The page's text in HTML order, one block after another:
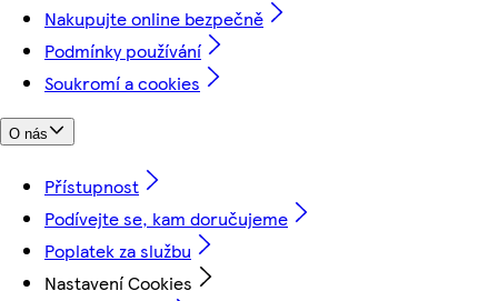
Nakupujte online bezpečně
Podmínky používání
Soukromí a cookies
O nás
Přístupnost
Podívejte se, kam doručujeme
Poplatek za službu
Nastavení Cookies